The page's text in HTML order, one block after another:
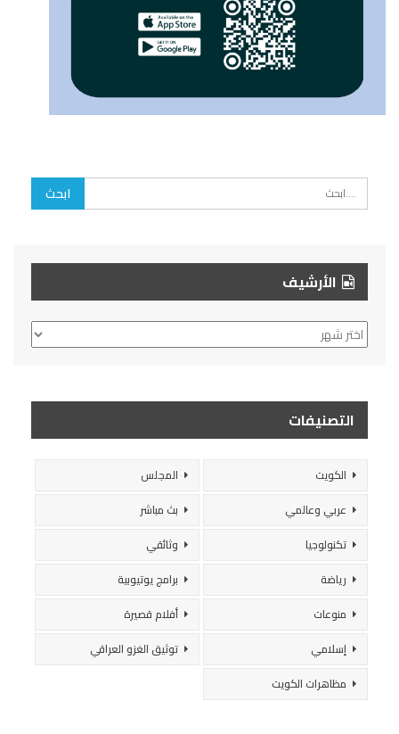
الأرشيف
الأرشيف
التصنيفات
الكويت
المجلس
عربي وعالمي
بث مباشر
تكنولوجيا
وثائقي
رياضة
برامج يوتيوبية
منوعات
أفلام قصيرة
إسلامي
توثيق الغزو العراقي
مظاهرات الكويت